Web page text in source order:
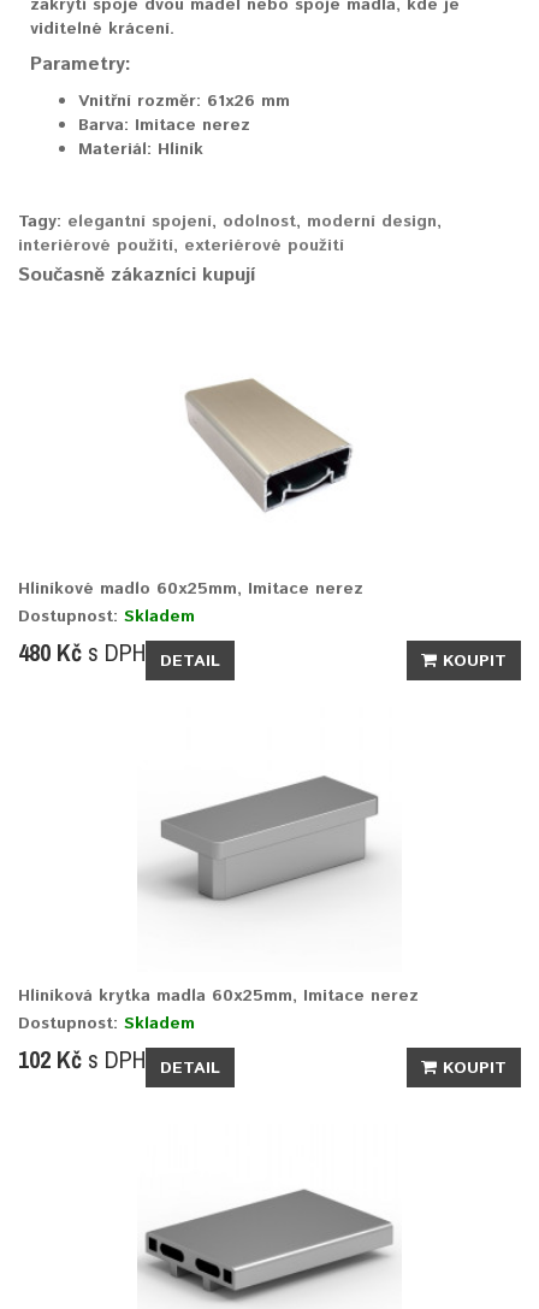
viditelné krácení.
Parametry:
Vnitřní rozměr: 61x26 mm
Barva: Imitace nerez
Materiál: Hliník
Tagy: elegantní spojení, odolnost, moderní design,
interiérové použití, exteriérové použití
Současně zákazníci kupují
Hliníkové madlo 60x25mm, Imitace nerez
Dostupnost: Skladem
480 Kč s DPH DETAIL KOUPIT
Hliníková krytka madla 60x25mm, Imitace nerez
Dostupnost: Skladem
102 Kč s DPH DETAIL KOUPIT